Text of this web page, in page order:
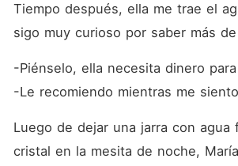
Tiempo después, ella me trae el
sigo muy curioso por saber más
-Piénselo, ella necesita dinero
-Le recomiendo mientras me
Luego de dejar una jarra con agua
cristal en la mesita de noche,